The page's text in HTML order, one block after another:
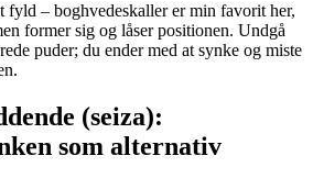
– boghvedeskaller er min favorit her,
former sig og låser positionen. Undgå
puder; du ender med at synke og miste
(seiza):
som alternativ